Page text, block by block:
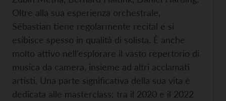
Oltre alla sua esperienza orchestrale,
Sébastian tiene regolarmente recital e si
esibisce spesso in qualità di solista. È anche
molto attivo nell’esplorare il vasto repertorio di
musica da camera, insieme ad altri acclamati
artisti. Una parte significativa della sua vita è
dedicata alle masterclass; tra il 2020 e il 2022